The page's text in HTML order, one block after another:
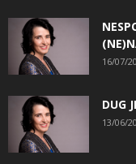
16/07/
DUG
13/06/